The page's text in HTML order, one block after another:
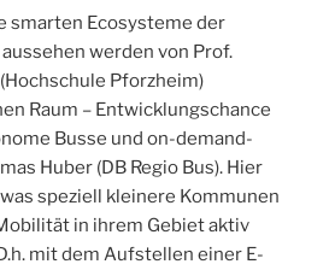
smarten Ecosysteme der
werden von Prof.
Pforzheim)
Raum – Entwicklungschance
Busse und on-demand-
Huber (DB Regio Bus). Hier
speziell kleinere Kommunen
in ihrem Gebiet aktiv
mit dem Aufstellen einer E-